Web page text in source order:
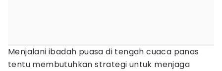
Menjalani ibadah puasa di tengah cuaca panas
tentu membutuhkan strategi untuk menjaga